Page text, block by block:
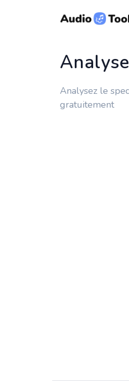
Analysez le
gratuitement